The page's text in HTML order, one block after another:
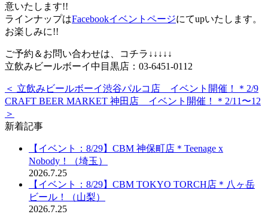
意いたします!!
ラインナップはFacebookイベントページにてupいたします。
お楽しみに!!
ご予約＆お問い合わせは、コチラ↓↓↓↓↓
立飲みビールボーイ中目黒店：03-6451-0112
＜ 立飲みビールボーイ渋谷パルコ店 イベント開催！＊2/9
CRAFT BEER MARKET 神田店 イベント開催！＊2/11〜12
＞
新着記事
【イベント：8/29】CBM 神保町店＊Teenage x
Nobody！（埼玉）
2026.7.25
【イベント：8/29】CBM TOKYO TORCH店＊八ヶ岳
ビール！（山梨）
2026.7.25